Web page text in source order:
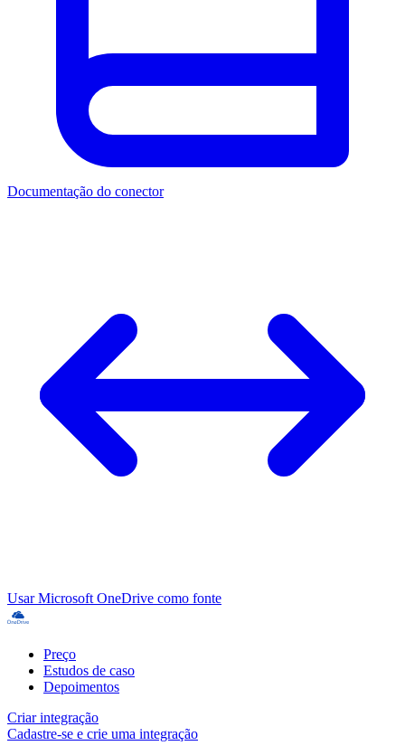
Documentação do conector
Usar Microsoft OneDrive como fonte
Preço
Estudos de caso
Depoimentos
Criar integração
Cadastre-se e crie uma integração